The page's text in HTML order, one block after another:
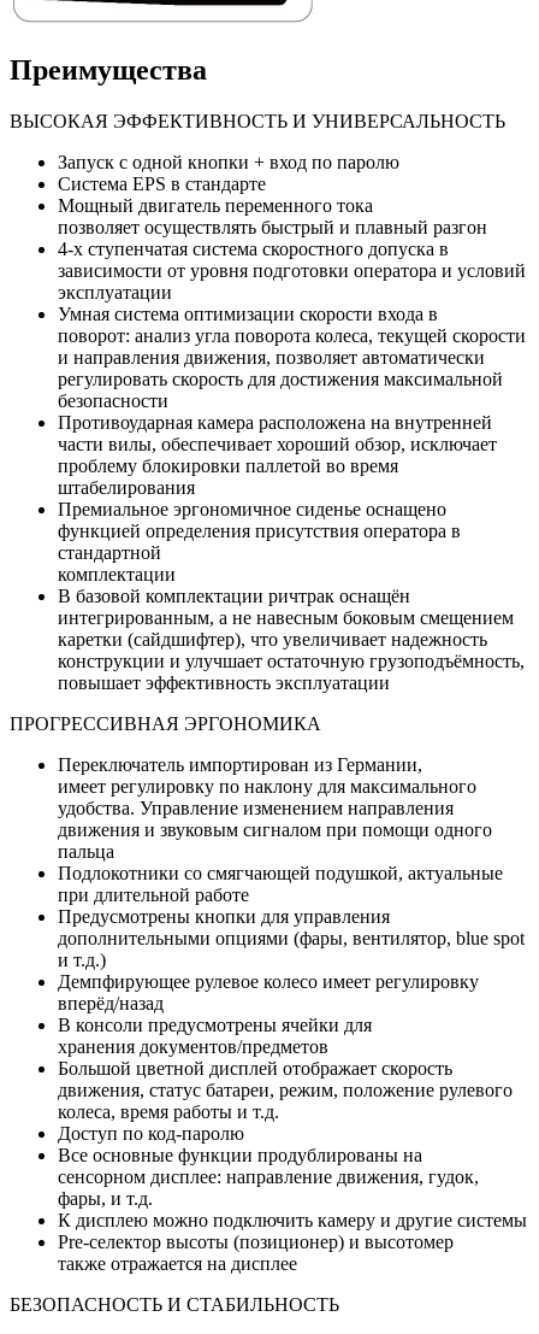
Преимущества
ВЫСОКАЯ ЭФФЕКТИВНОСТЬ И УНИВЕРСАЛЬНОСТЬ
Запуск с одной кнопки + вход по паролю
Система EPS в стандарте
Мощный двигатель переменного тока
позволяет осуществлять быстрый и плавный разгон
4-х ступенчатая система скоростного допуска в
зависимости от уровня подготовки оператора и условий
эксплуатации
Умная система оптимизации скорости входа в
поворот: анализ угла поворота колеса, текущей скорости
и направления движения, позволяет автоматически
регулировать скорость для достижения максимальной
безопасности
Противоударная камера расположена на внутренней
части вилы, обеспечивает хороший обзор, исключает
проблему блокировки паллетой во время
штабелирования
Премиальное эргономичное сиденье оснащено
функцией определения присутствия оператора в
стандартной
комплектации
В базовой комплектации ричтрак оснащён
интегрированным, а не навесным боковым смещением
каретки (сайдшифтер), что увеличивает надежность
конструкции и улучшает остаточную грузоподъёмность,
повышает эффективность эксплуатации
ПРОГРЕССИВНАЯ ЭРГОНОМИКА
Переключатель импортирован из Германии,
имеет регулировку по наклону для максимального
удобства. Управление изменением направления
движения и звуковым сигналом при помощи одного
пальца
Подлокотники со смягчающей подушкой, актуальные
при длительной работе
Предусмотрены кнопки для управления
дополнительными опциями (фары, вентилятор, blue spot
и т.д.)
Демпфирующее рулевое колесо имеет регулировку
вперёд/назад
В консоли предусмотрены ячейки для
хранения документов/предметов
Большой цветной дисплей отображает скорость
движения, статус батареи, режим, положение рулевого
колеса, время работы и т.д.
Доступ по код-паролю
Все основные функции продублированы на
сенсорном дисплее: направление движения, гудок,
фары, и т.д.
К дисплею можно подключить камеру и другие системы
Pre-селектор высоты (позиционер) и высотомер
также отражается на дисплее
БЕЗОПАСНОСТЬ И СТАБИЛЬНОСТЬ